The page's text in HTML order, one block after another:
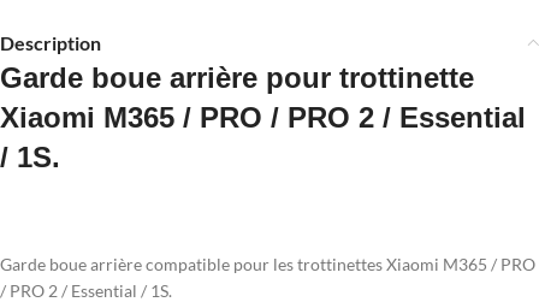
Description
Garde boue arrière pour trottinette
Xiaomi M365 / PRO / PRO 2 / Essential
/ 1S.
Garde boue arrière compatible pour les trottinettes Xiaomi M365 / PRO
/ PRO 2 / Essential / 1S.